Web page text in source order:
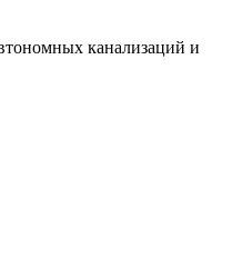
канализаций и